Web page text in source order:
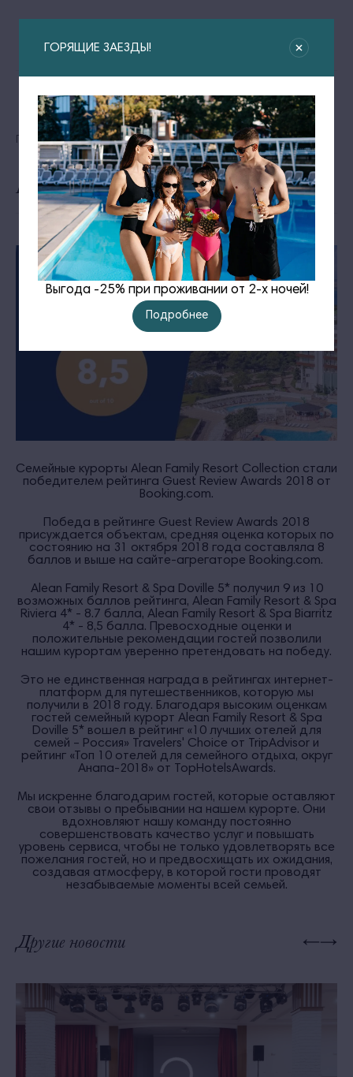
Главная Новости Награда за незабываемые впечатления
Награда за незабываемые впечатления
Семейные курорты Alean Family Resort Collection стали
победителем рейтинга Guest Review Awards 2018 от
Booking.com.
Победа в рейтинге Guest Review Awards 2018
присуждается объектам, средняя оценка которых по
состоянию на 31 октября 2018 года составляла 8
баллов и выше на сайте-агрегаторе Booking.com.
Alean Family Resort & Spa Doville 5* получил 9 из 10
возможных баллов рейтинга, Alean Family Resort & Spa
Riviera 4* - 8.7 балла, Alean Family Resort & Spa Biarritz
4* - 8,5 балла. Превосходные оценки и
положительные рекомендации гостей позволили
нашим курортам уверенно претендовать на победу.
Это не единственная награда в рейтингах интернет-
платформ для путешественников, которую мы
получили в 2018 году. Благодаря высоким оценкам
гостей семейный курорт Alean Family Resort & Spa
Doville 5* вошел в рейтинг «10 лучших отелей для
семей – Россия» Travelers' Сhoice от TripAdvisor и
рейтинг «Топ 10 отелей для семейного отдыха, округ
Анапа-2018» от TopHotelsAwards.
Мы искренне благодарим гостей, которые оставляют
свои отзывы о пребывании на нашем курорте. Они
вдохновляют нашу команду постоянно
совершенствовать качество услуг и повышать
уровень сервиса, чтобы не только удовлетворять все
пожелания гостей, но и предвосхищать их ожидания,
создавая атмосферу, в которой гости проводят
незабываемые моменты всей семьей.
Другие новости
ГОРЯЩИЕ ЗАЕЗДЫ!
Выгода -25% при проживании от 2-х ночей!
Подробнее